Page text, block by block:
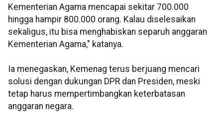
Kementerian Agama mencapai sekitar 700.000
hingga hampir 800.000 orang. Kalau diselesaikan
sekaligus, itu bisa menghabiskan separuh anggaran
Kementerian Agama," katanya.
Ia menegaskan, Kemenag terus berjuang mencari
solusi dengan dukungan DPR dan Presiden, meski
tetap harus mempertimbangkan keterbatasan
anggaran negara.